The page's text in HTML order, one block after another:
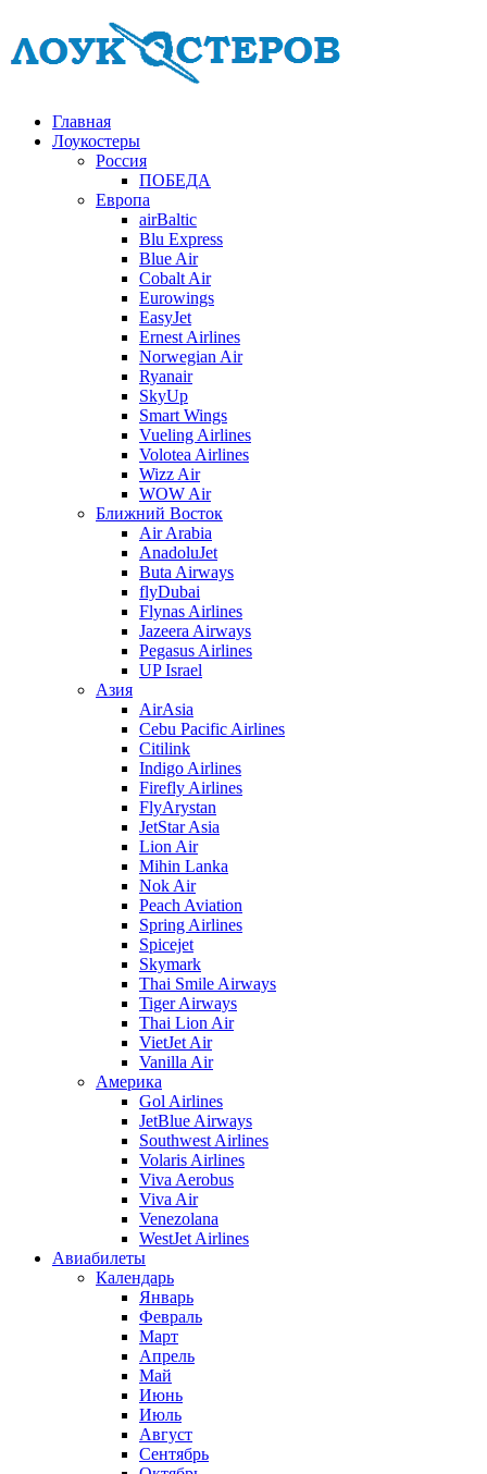
Главная
Лоукостеры
Россия
ПОБЕДА
Европа
airBaltic
Blu Express
Blue Air
Cobalt Air
Eurowings
EasyJet
Ernest Airlines
Norwegian Air
Ryanair
SkyUp
Smart Wings
Vueling Airlines
Volotea Airlines
Wizz Air
WOW Air
Ближний Восток
Air Arabia
AnadoluJet
Buta Airways
flyDubai
Flynas Airlines
Jazeera Airways
Pegasus Airlines
UP Israel
Азия
AirAsia
Cebu Pacific Airlines
Citilink
Indigo Airlines
Firefly Airlines
FlyArystan
JetStar Asia
Lion Air
Mihin Lanka
Nok Air
Peach Aviation
Spring Airlines
Spicejet
Skymark
Thai Smile Airways
Tiger Airways
Thai Lion Air
VietJet Air
Vanilla Air
Америка
Gol Airlines
JetBlue Airways
Southwest Airlines
Volaris Airlines
Viva Aerobus
Viva Air
Venezolana
WestJet Airlines
Авиабилеты
Календарь
Январь
Февраль
Март
Апрель
Май
Июнь
Июль
Август
Сентябрь